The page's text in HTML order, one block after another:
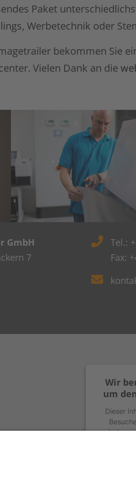
Usercentrics Consent Management
Paket
Werbetechnik oder
bekommen Sie
Vielen Dank an die
GmbH
7
Tel.:
Fax:
Wir
um
Dieser
geladen